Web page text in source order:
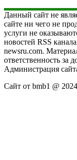
Данный сайт не
сайте ни чего не
услуги не
новостей RSS
newsru.com.
ответственность за
Администрация
Сайт от bmb1 @ 2024